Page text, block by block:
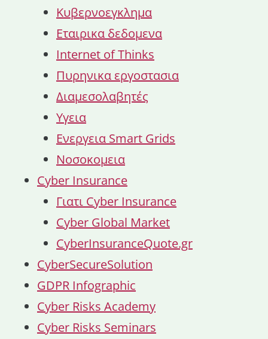
Κυβερνοεγκλημα
Εταιρικα δεδομενα
Internet of Thinks
Πυρηνικα εργοστασια
Διαμεσολαβητές
Υγεια
Ενεργεια Smart Grids
Νοσοκομεια
Cyber Insurance
Γιατι Cyber Insurance
Cyber Global Market
CyberInsuranceQuote.gr
CyberSecureSolution
GDPR Infographic
Cyber Risks Academy
Cyber Risks Seminars